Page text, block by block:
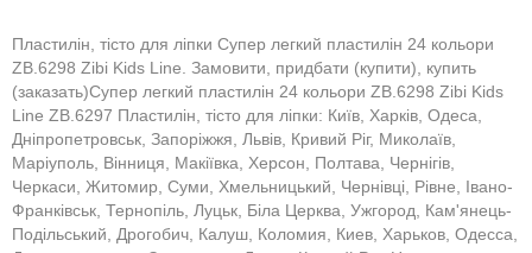
Пластилін, тісто для ліпки Супер легкий пластилін 24 кольори
ZB.6298 Zibi Kids Line. Замовити, придбати (купити), купить
(заказать)Супер легкий пластилін 24 кольори ZB.6298 Zibi Kids
Line ZB.6297 Пластилін, тісто для ліпки: Київ, Харків, Одеса,
Дніпропетровськ, Запоріжжя, Львів, Кривий Ріг, Миколаїв,
Маріуполь, Вінниця, Макіївка, Херсон, Полтава, Чернігів,
Черкаси, Житомир, Суми, Хмельницький, Чернівці, Рівне, Івано-
Франківськ, Тернопіль, Луцьк, Біла Церква, Ужгород, Кам'янець-
Подільський, Дрогобич, Калуш, Коломия, Киев, Харьков, Одесса,